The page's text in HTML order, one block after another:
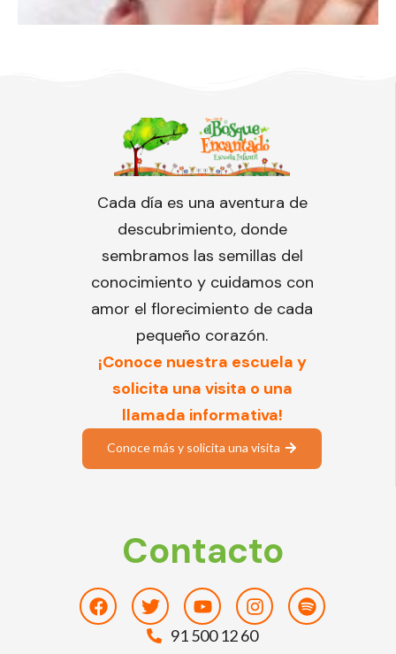
Cada día es una aventura de
descubrimiento, donde
sembramos las semillas del
conocimiento y cuidamos con
amor el florecimiento de cada
pequeño corazón.
¡Conoce nuestra escuela y
solicita una visita o una
llamada informativa!
Conoce más y solicita una visita
Contacto
FacebookTwitterYoutubeInstagramSpotify
91 500 12 60